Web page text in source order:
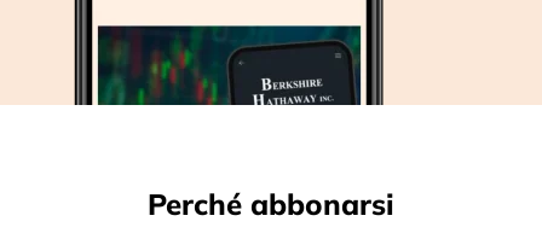
Perché abbonarsi